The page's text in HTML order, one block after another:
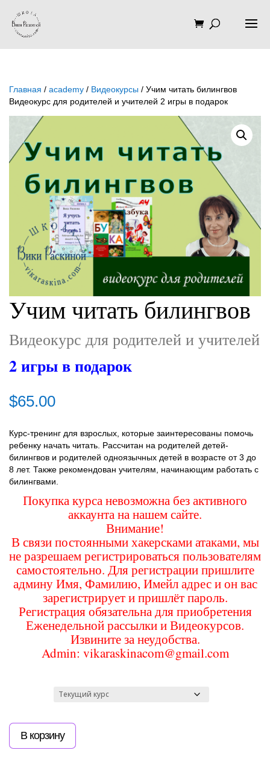
Главная / academy / Видеокурсы / Учим читать билингвов
Видеокурс для родителей и учителей 2 игры в подарок
Учим читать билингвов
Видеокурс для родителей и учителей
2 игры в подарок
$65.00
Курс-тренинг для взрослых, которые заинтересованы помочь
ребенку начать читать. Рассчитан на родителей детей-
билингвов и родителей одноязычных детей в возрасте от 3 до
8 лет. Также рекомендован учителям, начинающим работать с
билингвами.
Покупка курса невозможна без активного
аккаунта на нашем сайте.
Внимание!
В связи постоянными хакерсками атаками, мы
не разрешаем регистрироваться пользователям
самостоятельно. Для регистрации пришлите
админу Имя, Фамилию, Имейл адрес и он вас
зарегистрирует и пришлёт пароль.
Регистрация обязательна для приобретения
Еженедельной рассылки и Видеокурсов.
Извините за неудобства.
Admin: vikaraskinacom@gmail.com
Количество
товара
В корзину